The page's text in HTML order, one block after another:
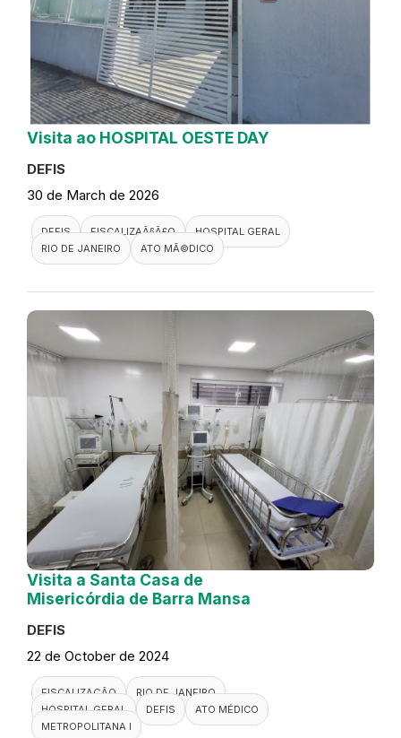
Visita ao HOSPITAL OESTE DAY
DEFIS
30 de March de 2026
DEFIS FISCALIZAÃ§Ã£O
HOSPITAL GERAL
RIO DE JANEIRO
ATO MÃ©DICO
Visita a Santa Casa de
Misericórdia de Barra Mansa
DEFIS
22 de October de 2024
FISCALIZAÇÃO
RIO DE JANEIRO
HOSPITAL GERAL
DEFIS
ATO MÉDICO
METROPOLITANA I